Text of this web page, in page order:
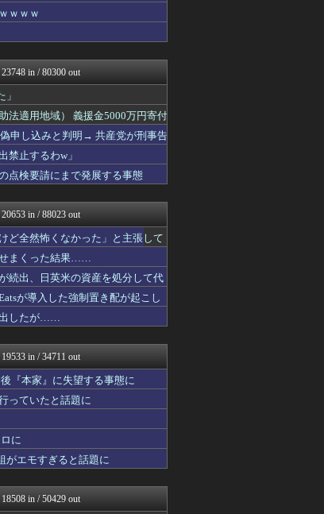
速‐女子アナ画像速報
速
Jクエスト
コールちゃんねる｜２ちゃ...
ゲー速報
タルニューススレッド
速報
!?またここのサイト?
しん！
言えばForYou
Jクエスト
ルファルファモザイク＠ネ...
ログ
やきう速報
まめ2ch
神速報 | GENSHI...
速
トボール速報
画まとめ速報
Jクエスト
ッター速報
こーる速報！
ニュースnwk
@ホークスまとめブログ
ッカー まとめ】サカラ...
わ速 芸能ニュースまとめ
ｗｗｗ
23748 in / 80300 out
法適用地域） 義援金5000万円寄付
申し込みと判明→ 共産党が刑事告
禁止するわw」
点検要請にまで発展する事態
20653 in / 88023 out
ど全然怖くなかった」と主張して
せまくった結果……
続出、日英米の資産を処分して代
が導入した強制置き配が起こし
出したが……
19533 in / 34711 out
『本家』に失望する事態に
っていたと話題に
に
がエモすぎると話題に
18508 in / 50429 out